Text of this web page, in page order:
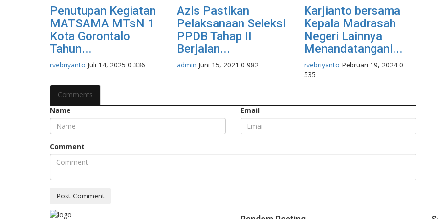
Penutupan Kegiatan
MATSAMA MTsN 1
Kota Gorontalo
Tahun...
rvebriyanto Juli 14, 2025 0 336
Azis Pastikan
Pelaksanaan Seleksi
PPDB Tahap II
Berjalan...
admin Juni 15, 2021 0 982
Karjianto bersama
Kepala Madrasah
Negeri Lainnya
Menandatangani...
rvebriyanto Pebruari 19, 2024 0
535
Comments
Name
Email
Comment
Post Comment